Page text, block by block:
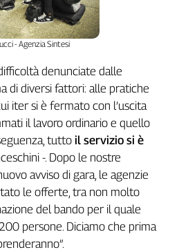
- Agenzia Sintesi
denunciate dalle
di diversi fattori: alle pratiche
iter si è fermato con l’uscita
il lavoro ordinario e quello
tutto il servizio si è
-. Dopo le nostre
avviso di gara, le agenzie
le offerte, tra non molto
del bando per il quale
persone. Diciamo che prima